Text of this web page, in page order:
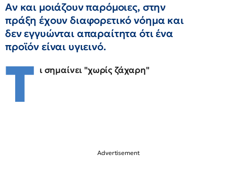
Αν και μοιάζουν παρόμοιες, στην
πράξη έχουν διαφορετικό νόημα και
δεν εγγυώνται απαραίτητα ότι ένα
προϊόν είναι υγιεινό.
Τ ι σημαίνει "χωρίς ζάχαρη"